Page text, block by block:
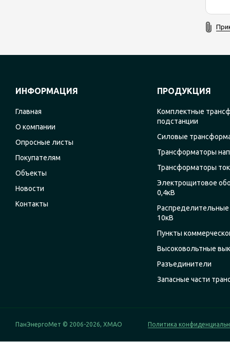
ИНФОРМАЦИЯ
Главная
О компании
Опросные листы
Покупателям
Объекты
Новости
Контакты
ПРОДУКЦИЯ
Комплектные
подстанции
Силовые
Трансформаторы
Трансформаторы
Электрощитовое
0,4кВ
Распределительные
10кВ
Пункты
Высоковольтные
Разъединители
Запасные части
ПанЭнергоМет © 2006-2026, ХМАО Политика